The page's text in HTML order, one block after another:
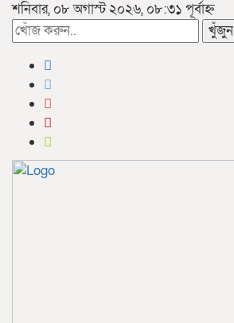
শনিবার, ০৮ অগাস্ট ২০২৬, ০৮:৩১ পূর্বাহ্ন
খুঁজুন